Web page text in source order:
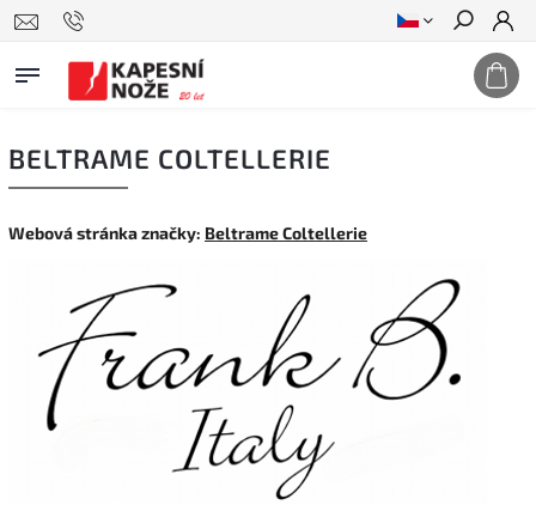
Hledat
BELTRAME COLTELLERIE
Webová stránka značky: Beltrame Coltellerie